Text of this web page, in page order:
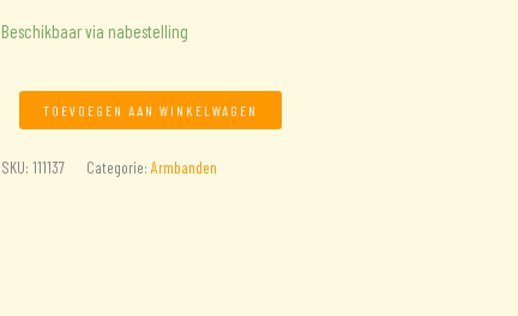
Beschikbaar via nabestelling
Koperen
armband
met
TOEVOEGEN AAN WINKELWAGEN
SKU: 111137 Categorie: Armbanden